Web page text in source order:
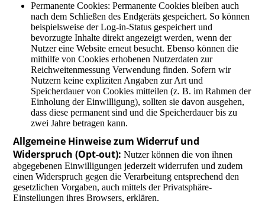
Permanente Cookies: Permanente Cookies bleiben auch
nach dem Schließen des Endgeräts gespeichert. So können
beispielsweise der Log-in-Status gespeichert und
bevorzugte Inhalte direkt angezeigt werden, wenn der
Nutzer eine Website erneut besucht. Ebenso können die
mithilfe von Cookies erhobenen Nutzerdaten zur
Reichweitenmessung Verwendung finden. Sofern wir
Nutzern keine expliziten Angaben zur Art und
Speicherdauer von Cookies mitteilen (z. B. im Rahmen der
Einholung der Einwilligung), sollten sie davon ausgehen,
dass diese permanent sind und die Speicherdauer bis zu
zwei Jahre betragen kann.
Allgemeine Hinweise zum Widerruf und
Widerspruch (Opt-out): Nutzer können die von ihnen
abgegebenen Einwilligungen jederzeit widerrufen und zudem
einen Widerspruch gegen die Verarbeitung entsprechend den
gesetzlichen Vorgaben, auch mittels der Privatsphäre-
Einstellungen ihres Browsers, erklären.